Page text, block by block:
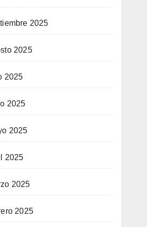
2025
2025
2025
2025
2025
2025
2025
2025